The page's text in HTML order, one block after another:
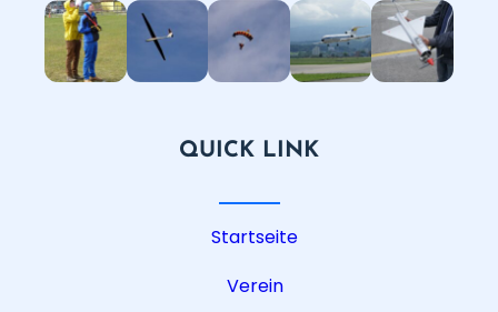
QUICK LINK
Startseite
Verein